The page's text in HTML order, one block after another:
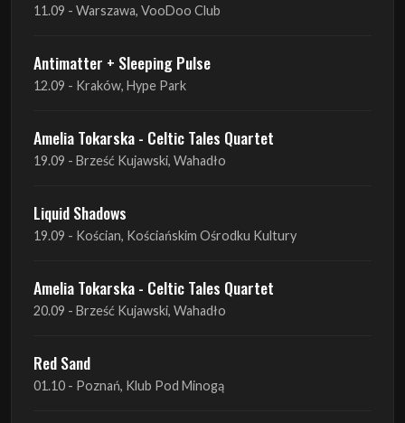
11.09 - Warszawa, VooDoo Club
Antimatter + Sleeping Pulse
12.09 - Kraków, Hype Park
Amelia Tokarska - Celtic Tales Quartet
19.09 - Brześć Kujawski, Wahadło
Liquid Shadows
19.09 - Kościan, Kościańskim Ośrodku Kultury
Amelia Tokarska - Celtic Tales Quartet
20.09 - Brześć Kujawski, Wahadło
Red Sand
01.10 - Poznań, Klub Pod Minogą